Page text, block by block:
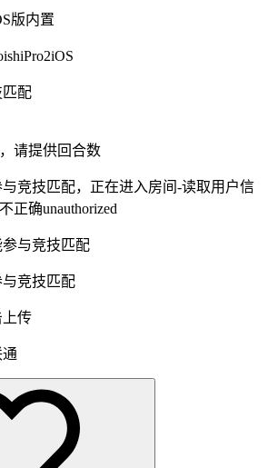
版内置
配
请提供回合数
与竞技匹配，正在进入房间-读取用户信
正确unauthorized
与竞技匹配
与竞技匹配
传